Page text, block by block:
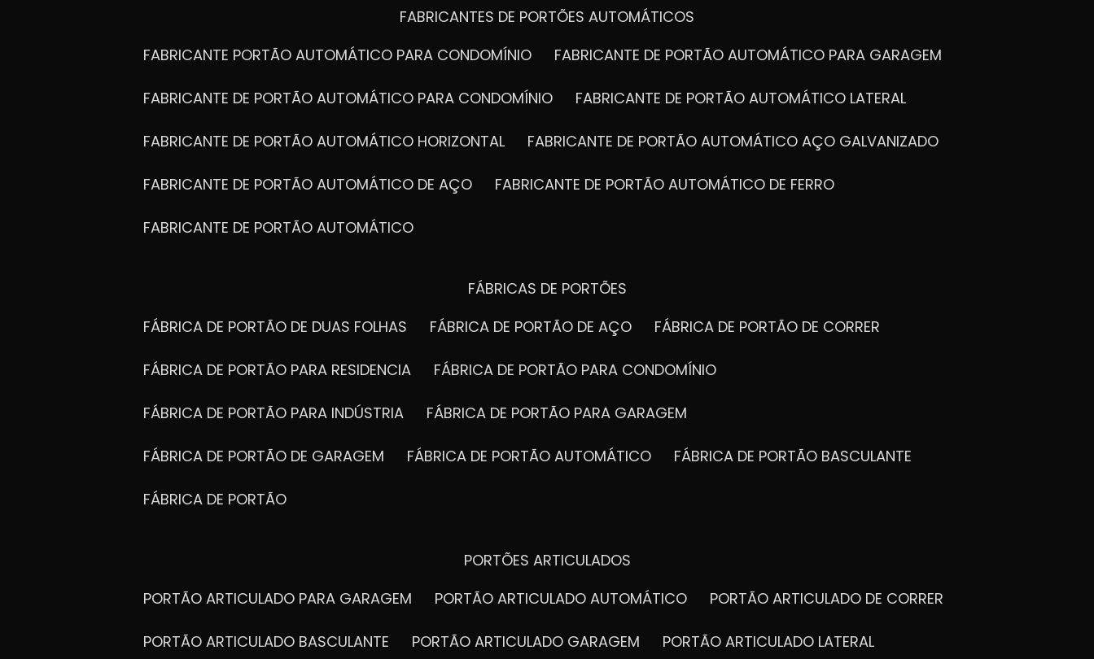
FABRICANTES DE PORTÕES AUTOMÁTICOS
FABRICANTE PORTÃO AUTOMÁTICO PARA CONDOMÍNIO
FABRICANTE DE PORTÃO AUTOMÁTICO PARA GARAGEM
FABRICANTE DE PORTÃO AUTOMÁTICO PARA CONDOMÍNIO FABRICANTE DE PORTÃO AUTOMÁTICO LATERAL
FABRICANTE DE PORTÃO AUTOMÁTICO HORIZONTAL FABRICANTE DE PORTÃO AUTOMÁTICO AÇO GALVANIZADO
FABRICANTE DE PORTÃO AUTOMÁTICO DE AÇO FABRICANTE DE PORTÃO AUTOMÁTICO DE FERRO
FABRICANTE DE PORTÃO AUTOMÁTICO
FÁBRICAS DE PORTÕES
FÁBRICA DE PORTÃO DE DUAS FOLHAS
FÁBRICA DE PORTÃO DE AÇO FÁBRICA DE PORTÃO DE CORRER
FÁBRICA DE PORTÃO PARA RESIDENCIA FÁBRICA DE PORTÃO PARA CONDOMÍNIO
FÁBRICA DE PORTÃO PARA INDÚSTRIA FÁBRICA DE PORTÃO PARA GARAGEM
FÁBRICA DE PORTÃO DE GARAGEM FÁBRICA DE PORTÃO AUTOMÁTICO FÁBRICA DE PORTÃO BASCULANTE
FÁBRICA DE PORTÃO
PORTÕES ARTICULADOS
PORTÃO ARTICULADO PARA GARAGEM
PORTÃO ARTICULADO AUTOMÁTICO PORTÃO ARTICULADO DE CORRER
PORTÃO ARTICULADO BASCULANTE PORTÃO ARTICULADO GARAGEM PORTÃO ARTICULADO LATERAL